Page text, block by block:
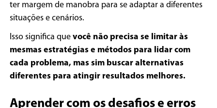
ter margem de manobra para se adaptar a diferentes
situações e cenários.
Isso significa quevocê não precisa se limitar às
mesmas estratégias e métodos para lidar com
cada problema, mas sim buscar alternativas
diferentes para atingir resultados melhores.
Aprender com os desafios e erros